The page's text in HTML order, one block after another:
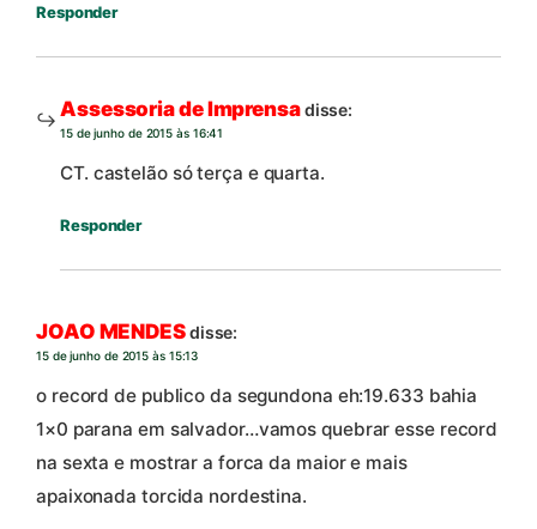
Responder
Assessoria de Imprensadisse:
15 de junho de 2015 às 16:41
CT. castelão só terça e quarta.
Responder
JOAO MENDESdisse:
15 de junho de 2015 às 15:13
o record de publico da segundona eh:19.633 bahia
1×0 parana em salvador…vamos quebrar esse record
na sexta e mostrar a forca da maior e mais
apaixonada torcida nordestina.